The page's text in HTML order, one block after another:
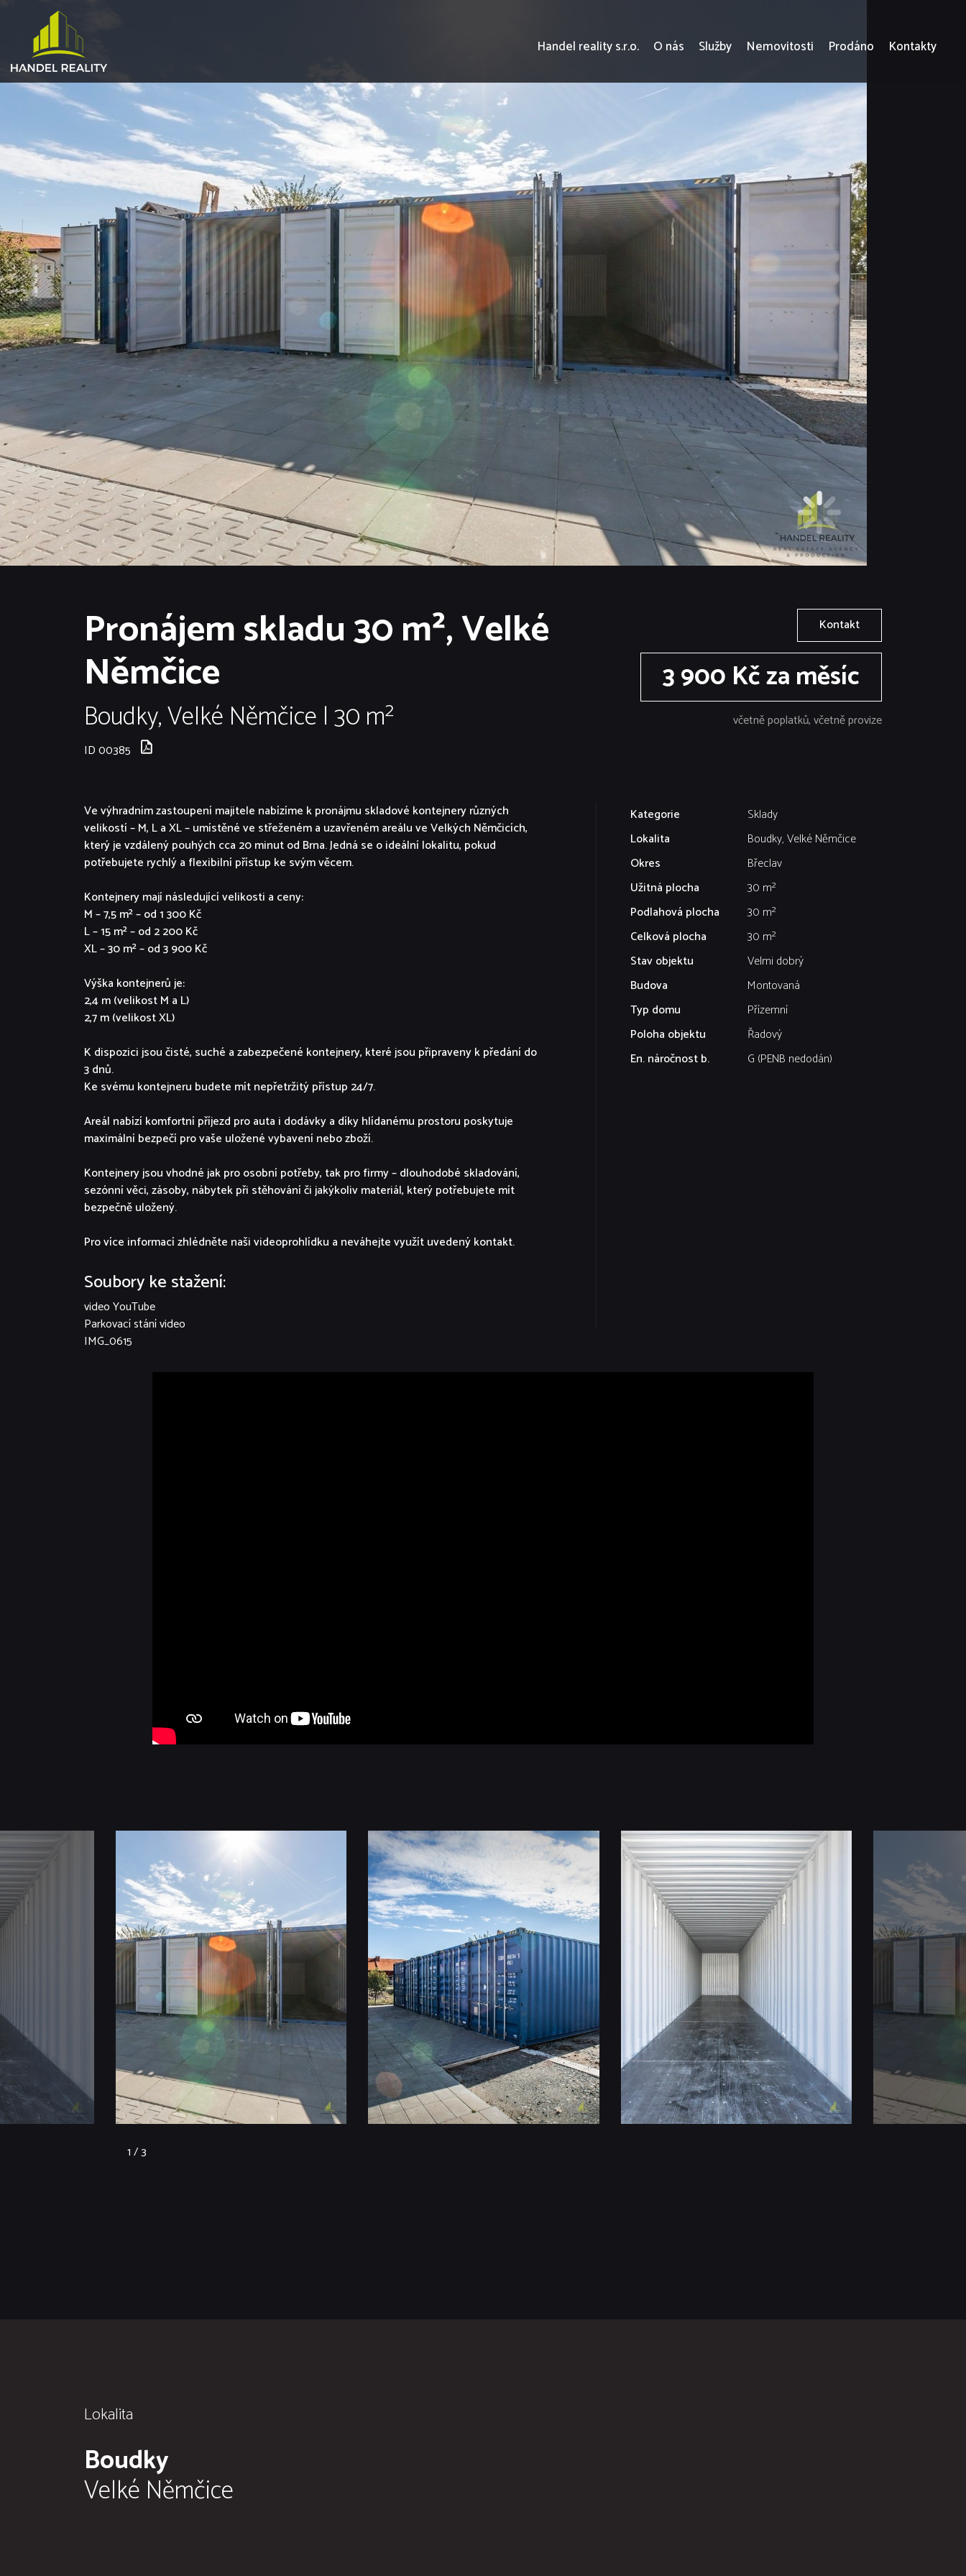
Handel reality s.r.o. O nás Služby Nemovitosti Prodáno Kontakty
Pronájem skladu 30 m², Velké
Němčice
Boudky, Velké Němčice | 30 m²
ID 00385
Kontakt
3 900 Kč za měsíc
včetně poplatků, včetně provize
Ve výhradním zastoupení majitele nabízíme k pronájmu skladové kontejnery různých
velikostí – M, L a XL – umístěné ve střeženém a uzavřeném areálu ve Velkých Němčicích,
který je vzdálený pouhých cca 20 minut od Brna. Jedná se o ideální lokalitu, pokud
potřebujete rychlý a flexibilní přístup ke svým věcem.
Kontejnery mají následující velikosti a ceny:
M – 7,5 m² – od 1 300 Kč
L – 15 m² – od 2 200 Kč
XL – 30 m² – od 3 900 Kč
Výška kontejnerů je:
2,4 m (velikost M a L)
2,7 m (velikost XL)
K dispozici jsou čisté, suché a zabezpečené kontejnery, které jsou připraveny k předání do
3 dnů.
Ke svému kontejneru budete mít nepřetržitý přístup 24/7.
Areál nabízí komfortní příjezd pro auta i dodávky a díky hlídanému prostoru poskytuje
maximální bezpečí pro vaše uložené vybavení nebo zboží.
Kontejnery jsou vhodné jak pro osobní potřeby, tak pro firmy – dlouhodobé skladování,
sezónní věci, zásoby, nábytek při stěhování či jakýkoliv materiál, který potřebujete mít
bezpečně uložený.
Pro více informací zhlédněte naši videoprohlídku a neváhejte využít uvedený kontakt.
Soubory ke stažení:
video YouTube
Parkovací stání video
IMG_0615
Kategorie
Sklady
Lokalita
Boudky, Velké Němčice
Okres
Břeclav
Užitná plocha
30 m²
Podlahová plocha
30 m²
Celková plocha
30 m²
Stav objektu
Velmi dobrý
Budova
Montovaná
Typ domu
Přízemní
Poloha objektu
Řadový
En. náročnost b.
G (PENB nedodán)
1 / 3
Lokalita
Boudky
Velké Němčice